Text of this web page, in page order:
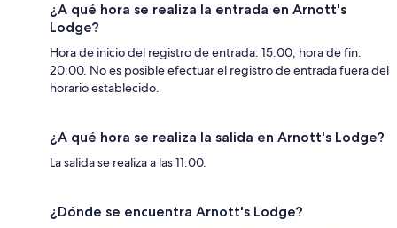
¿A qué hora se realiza la entrada en Arnott's
Lodge?
Hora de inicio del registro de entrada: 15:00; hora de fin:
20:00. No es posible efectuar el registro de entrada fuera del
horario establecido.
¿A qué hora se realiza la salida en Arnott's Lodge?
La salida se realiza a las 11:00.
¿Dónde se encuentra Arnott's Lodge?